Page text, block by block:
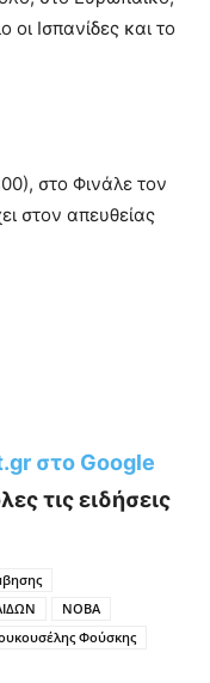
Ισπανίδες και το
στο Φινάλε τον
στον απευθείας
στο Google
τις ειδήσεις
ΝΟΒΑ
Φούσκης